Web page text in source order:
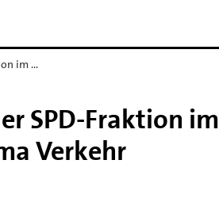
im …
SPD-Fraktion im
Verkehr